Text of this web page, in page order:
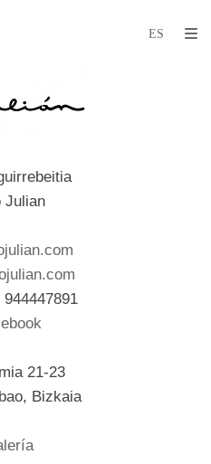
Julian
944447891
21-23
Bizkaia